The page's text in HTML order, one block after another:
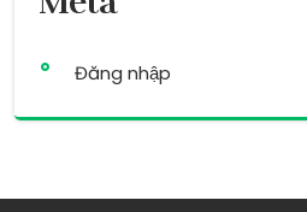
Đăng nhập